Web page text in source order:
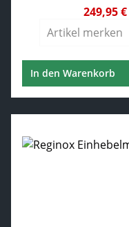
Verkaufspreis:249,95 €
Artikel merken
In den Warenkorb